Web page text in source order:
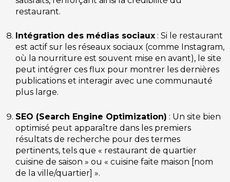
restaurant.
Intégration des médias sociaux : Si le restaurant
est actif sur les réseaux sociaux (comme Instagram,
où la nourriture est souvent mise en avant), le site
peut intégrer ces flux pour montrer les dernières
publications et interagir avec une communauté
plus large.
SEO (Search Engine Optimization) : Un site bien
optimisé peut apparaître dans les premiers
résultats de recherche pour des termes
pertinents, tels que « restaurant de quartier
cuisine de saison » ou « cuisine faite maison [nom
de la ville/quartier] ».